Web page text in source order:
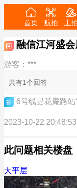
首页 航拍 土拍
问 融信江河盛
游客：***
共有1个回答
答 6号线昙花庵路站
2023-10-22 20:48:53
此问题相关楼盘
大平层